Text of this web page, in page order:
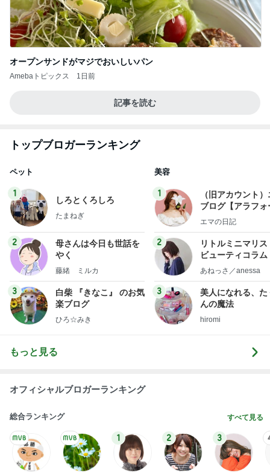
オープンサンドがマジでおいしいパン
Amebaトピックス 1日前
記事を読む
トップブロガーランキング
ペット
1
しろとくろしろ
たまねぎ
2
母さんは今日も世話を
やく
藤緒 ミルカ
3
白柴 『きなこ』 のお気
楽ブログ
ひろ☆みき
美容
1
（旧アカウント
ブログ【アラフォ
社売却セカンドラ
エマの日記
2
リトルミニマリス
ビューティコラ
little
uty colum
あねっさ／anessa
3
美人になれる、た
んの魔法
hiromi
もっと見る
オフィシャルブロガーランキング
総合ランキング すべて見る
1 2 3